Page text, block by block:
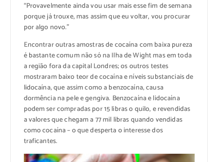
“Provavelmente ainda vou usar mais esse fim de semana
porque já trouxe, mas assim que eu voltar, vou procurar
por algo novo.”
Encontrar outras amostras de cocaína com baixa pureza
é bastante comum não só na Ilha de Wight mas em toda
a região fora da capital Londres; os outros testes
mostraram baixo teor de cocaína e níveis substanciais de
lidocaína, que assim como a benzocaína, causa
dormência na pele e gengiva. Benzocaína e lidocaína
podem ser compradas por 15 libras o quilo, e revendidas
a valores que chegam a 77 mil libras quando vendidas
como cocaína – o que desperta o interesse dos
traficantes.